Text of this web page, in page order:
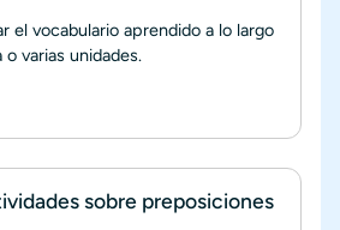
el vocabulario aprendido a lo largo
varias unidades.
sobre preposiciones